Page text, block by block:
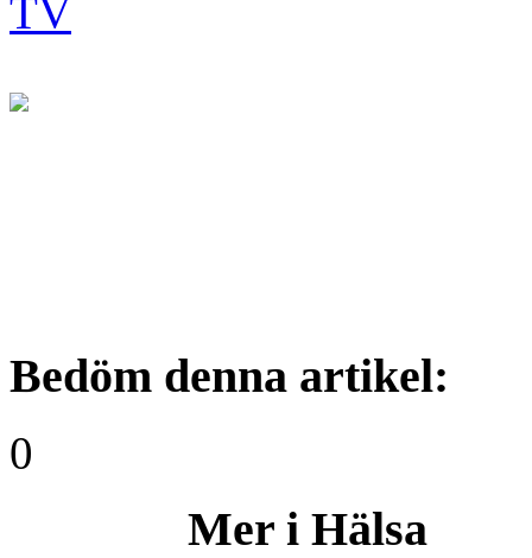
Bedöm denna artikel:
0
Mer i Hälsa